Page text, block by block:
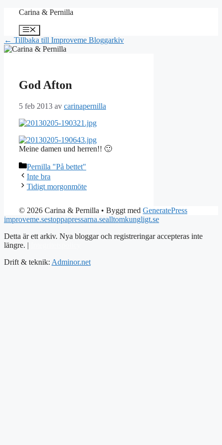
Hoppa
innehåll
Carina & Pernilla
Meny
← Tillbaka till Improveme Bloggarkiv
God Afton
5 feb 2013 av carinapernilla
Meine damen und herren!! 🙂
Kategorier
Pernilla "På bettet"
Inte bra
Tidigt morgonmöte
© 2026 Carina & Pernilla • Byggt med GeneratePress
improveme.sestoppapressarna.sealltomkungligt.se
Detta är ett arkiv. Nya bloggar och registreringar accepteras inte
längre. |
Drift & teknik: Adminor.net